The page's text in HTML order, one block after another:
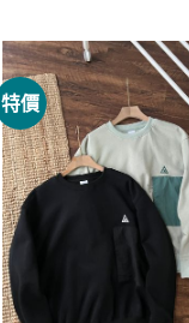
特價